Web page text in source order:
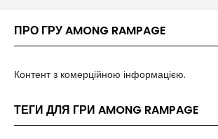
ПРО ГРУ AMONG RAMPAGE
Контент з комерційною інформацією.
ТЕГИ ДЛЯ ГРИ AMONG RAMPAGE